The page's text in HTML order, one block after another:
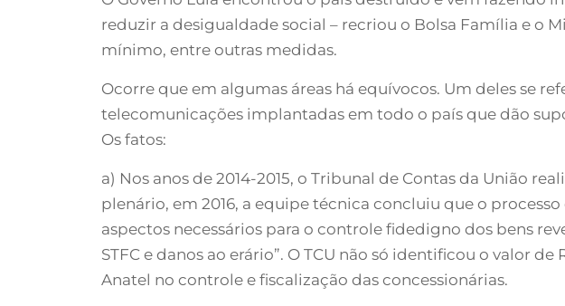
reduzir a desigualdade social – recriou o Bolsa Família e o
mínimo, entre outras medidas.
Ocorre que em algumas áreas há equívocos. Um deles se
telecomunicações implantadas em todo o país que dão
Os fatos:
a) Nos anos de 2014-2015, o Tribunal de Contas da União
plenário, em 2016, a equipe técnica concluiu que o
aspectos necessários para o controle fidedigno dos bens
STFC e danos ao erário”. O TCU não só identificou o valor
Anatel no controle e fiscalização das concessionárias.